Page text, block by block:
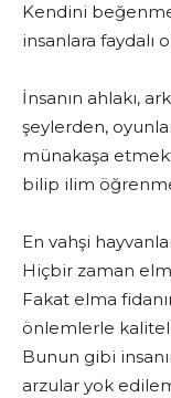
Kendini
insanlara faydalı
İnsanın ahlakı,
şeylerden,
münakaşa
bilip ilim
En vahşi
Hiçbir zaman
Fakat elma
önlemlerle
Bunun gibi
arzular yok